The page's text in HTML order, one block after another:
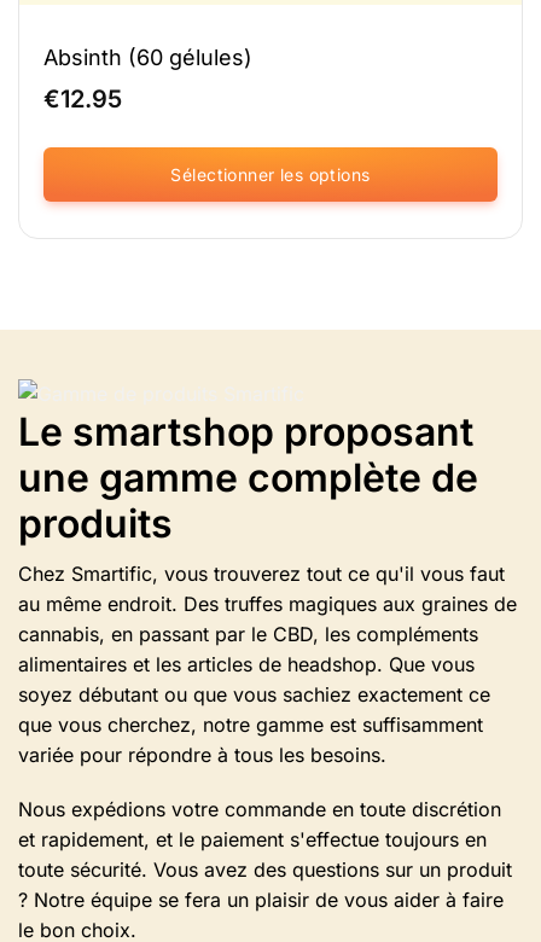
Absinth (60 gélules)
€12.95
Sélectionner les options
Ce
produit
les
options
sur
la
page
du
produit.
Le smartshop proposant
une gamme complète de
produits
Chez Smartific, vous trouverez tout ce qu'il vous faut
au même endroit. Des truffes magiques aux graines de
cannabis, en passant par le CBD, les compléments
alimentaires et les articles de headshop. Que vous
soyez débutant ou que vous sachiez exactement ce
que vous cherchez, notre gamme est suffisamment
variée pour répondre à tous les besoins.
Nous expédions votre commande en toute discrétion
et rapidement, et le paiement s'effectue toujours en
toute sécurité. Vous avez des questions sur un produit
? Notre équipe se fera un plaisir de vous aider à faire
le bon choix.